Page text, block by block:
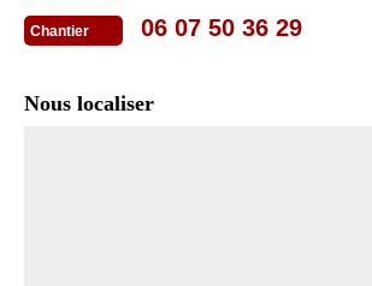
Chantier 06 07 50 36 29
Nous localiser